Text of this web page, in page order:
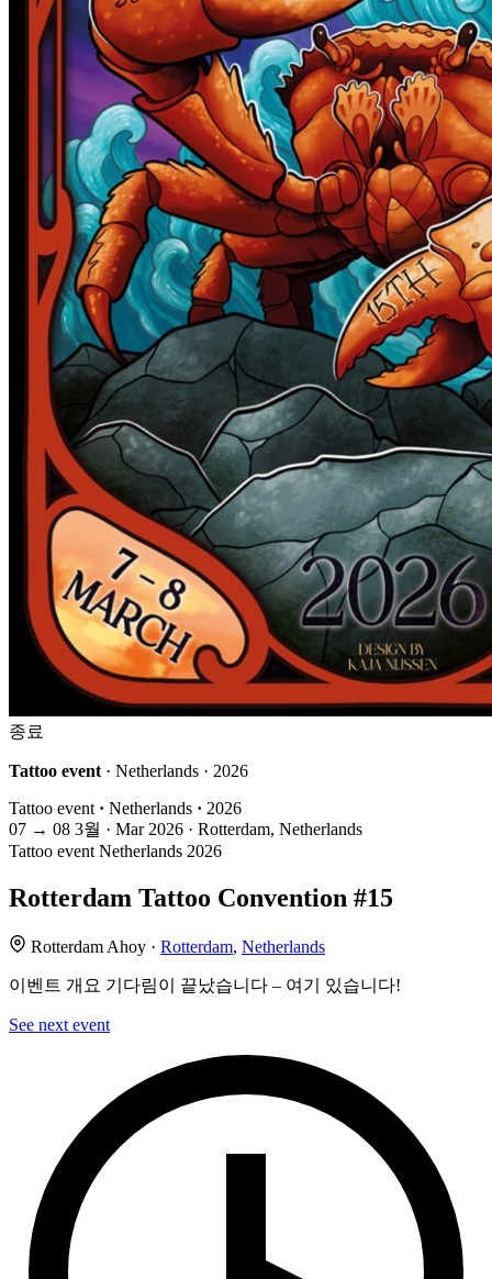
종료
Tattoo event · Netherlands · 2026
Tattoo event · Netherlands · 2026
07 → 08 3월 · Mar 2026 · Rotterdam, Netherlands
Tattoo event Netherlands 2026
Rotterdam Tattoo Convention #15
Rotterdam Ahoy · Rotterdam, Netherlands
이벤트 개요 기다림이 끝났습니다 – 여기 있습니다!
See next event